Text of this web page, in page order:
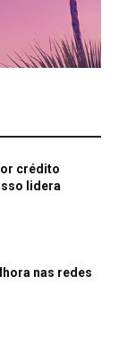
crédito
lidera
nas redes